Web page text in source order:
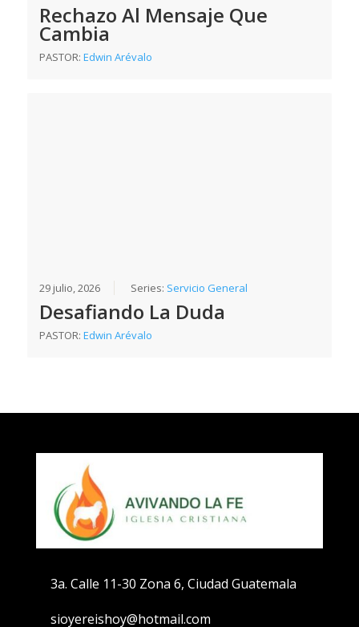
Rechazo Al Mensaje Que
Cambia
PASTOR:Edwin Arévalo
29 julio, 2026 Series: Servicio General
Desafiando La Duda
PASTOR:Edwin Arévalo
3a. Calle 11-30 Zona 6, Ciudad Guatemala
sioyereishoy@hotmail.com